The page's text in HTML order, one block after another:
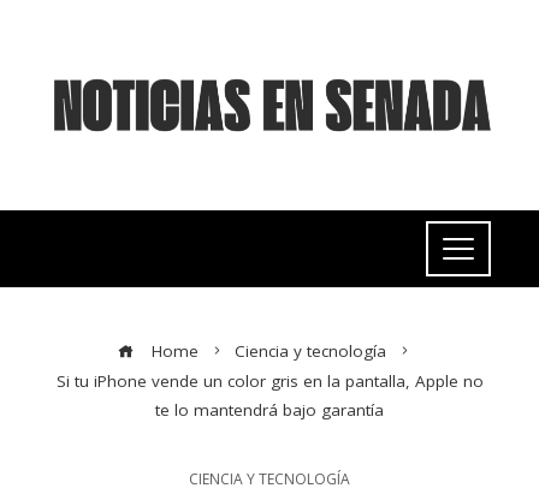
Home
Ciencia y tecnología
Si tu iPhone vende un color gris en la pantalla, Apple no
te lo mantendrá bajo garantía
CIENCIA Y TECNOLOGÍA